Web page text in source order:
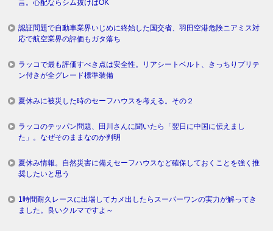
言。心配ならシム抜けばOK
認証問題で自動車業界いじめに終始した国交省、羽田空港危険ニアミス対
応で航空業界の評価もガタ落ち
ラッコで最も評価すべき点は安全性。リアシートベルト、きっちりプリテ
ン付きが全グレード標準装備
夏休みに被災した時のセーフハウスを考える。その２
ラッコのテッパン問題、田川さんに聞いたら「翌日に中国に伝えまし
た」。なぜそのままなのか判明
夏休み情報。自然災害に備えセーフハウスなど確保しておくことを強く推
奨したいと思う
1時間耐久レースに出場してカメ出したらスーパーワンの実力が解ってき
ました。良いクルマですよ～